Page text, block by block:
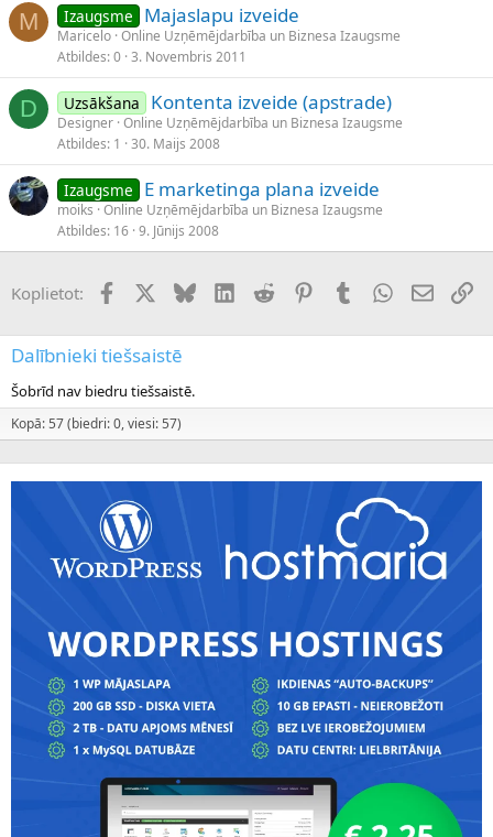
M Izaugsme Majaslapu izveide
Maricelo Online Uzņēmējdarbība un Biznesa Izaugsme
Atbildes 0 3. Novembris 2011
D Uzsākšana Kontenta izveide (apstrade)
Designer Online Uzņēmējdarbība un Biznesa Izaugsme
Atbildes 1 30. Maijs 2008
Izaugsme E marketinga plana izveide
moiks Online Uzņēmējdarbība un Biznesa Izaugsme
Atbildes 16 9. Jūnijs 2008
Koplietot: FacebookX (Twitter)
BlueskyLinkedInReddit PinterestTumblrWhatsApp
E-pasts
Dalībnieki tiešsaistē
Šobrīd nav biedru tiešsaistē.
Kopā: 57 (biedri: 0, viesi: 57)